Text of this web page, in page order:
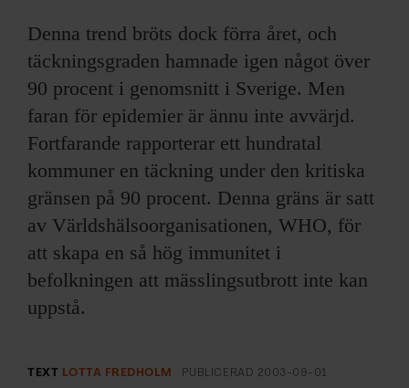
Denna trend bröts dock förra året, och
täckningsgraden hamnade igen något över
90 procent i genomsnitt i Sverige. Men
faran för epidemier är ännu inte avvärjd.
Fortfarande rapporterar ett hundratal
kommuner en täckning under den kritiska
gränsen på 90 procent. Denna gräns är satt
av Världshälsoorganisationen, WHO, för
att skapa en så hög immunitet i
befolkningen att mässlingsutbrott inte kan
uppstå.
TEXT LOTTA FREDHOLM PUBLICERAD 2003-09-01